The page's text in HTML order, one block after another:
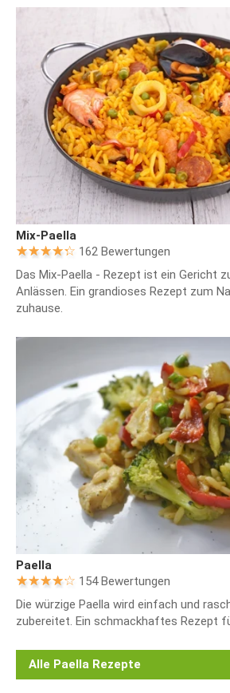
Mix-Paella
162 Bewertungen
Das Mix-Paella - Rezept ist ein Gericht
Anlässen. Ein grandioses Rezept zum
zuhause.
Paella
154 Bewertungen
Die würzige Paella wird einfach und
zubereitet. Ein schmackhaftes Rezept
Alle Paella Rezepte